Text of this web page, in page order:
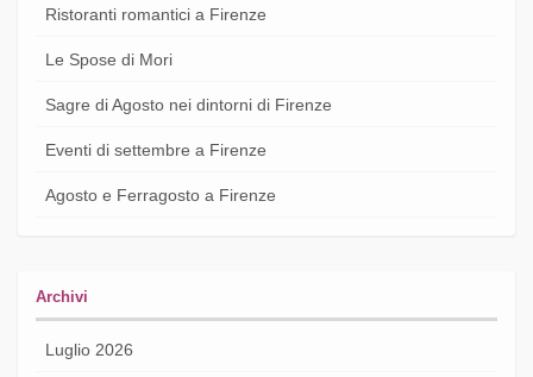
Ristoranti romantici a Firenze
Le Spose di Mori
Sagre di Agosto nei dintorni di Firenze
Eventi di settembre a Firenze
Agosto e Ferragosto a Firenze
Archivi
Luglio 2026